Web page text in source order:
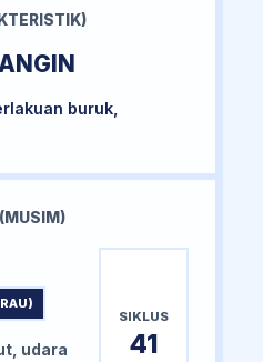
buruk,
udara
SIKLUS
41